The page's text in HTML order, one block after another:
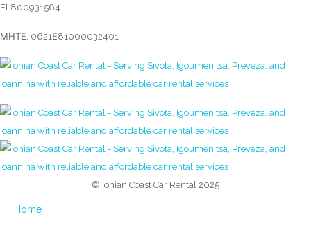
EL800931564
ΜΗΤΕ: 0621Ε81000032401
© Ionian Coast Car Rental 2025
Home